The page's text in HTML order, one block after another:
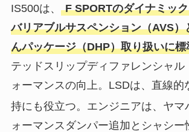
IS500は、 F SPORTのダイナミッ
バリアブルサスペンション（AVS）
んパッケージ（DHP）取り扱いに標
テッドスリップディファレンシャル
ォーマンスの向上。LSDは、直線的
持にも役立つ。エンジニアは、ヤマ
ォーマンスダンパー追加とシャシー